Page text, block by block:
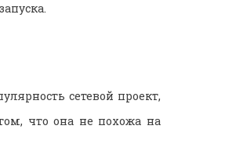
сетевой проект,
что она не похожа на